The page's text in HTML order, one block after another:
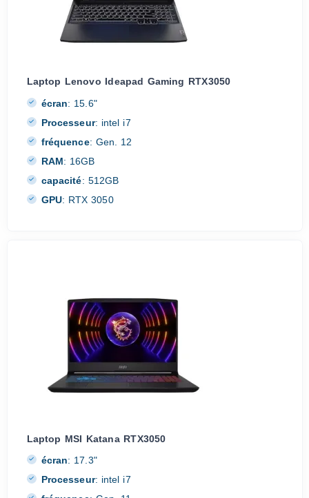
Laptop Lenovo Ideapad Gaming RTX3050
écran: 15.6"
Processeur: intel i7
fréquence: Gen. 12
RAM: 16GB
capacité: 512GB
GPU: RTX 3050
Laptop MSI Katana RTX3050
écran: 17.3"
Processeur: intel i7